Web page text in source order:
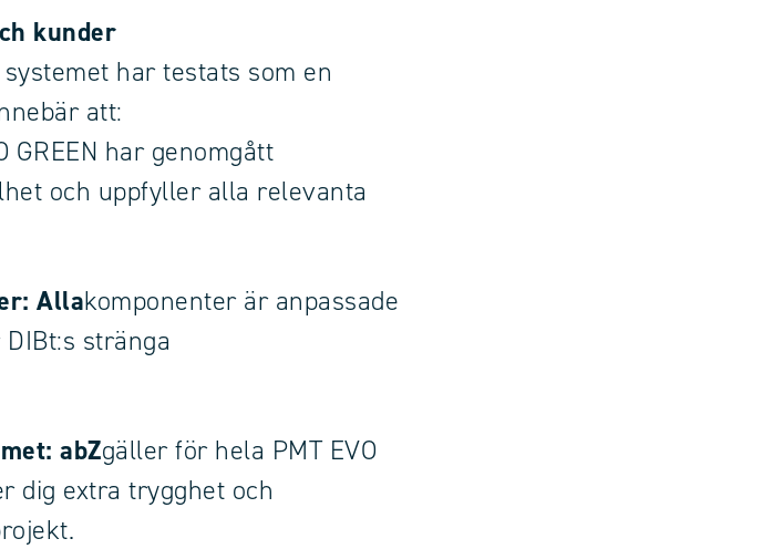
kunder
har testats som en
att:
GREEN har genomgått
och uppfyller alla relevanta
Allakomponenter är anpassade
stränga
abZgäller för hela PMT EVO
dig extra trygghet och